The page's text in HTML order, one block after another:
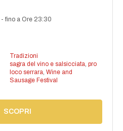
-fino a Ore 23:30
Tradizioni
sagra del vino e salsicciata, pro
loco serrara, Wine and
Sausage Festival
SCOPRI